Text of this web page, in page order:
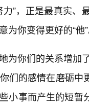
力”，正是最真实
为你变得更好的“他
为你们的关系增加
们的感情在磨砺
小事而产生的短